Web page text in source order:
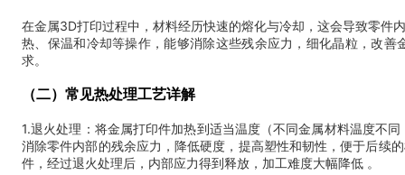
在金属3D打印过程中，材料经历快速的熔化与冷却，这会导致零件
热、保温和冷却等操作，能够消除这些残余应力，细化晶粒，改
求。
（二）常见热处理工艺详解
1.退火处理：将金属打印件加热到适当温度（不同金属材料温度
消除零件内部的残余应力，降低硬度，提高塑性和韧性，便于后续
件，经过退火处理后，内部应力得到释放，加工难度大幅降低 。